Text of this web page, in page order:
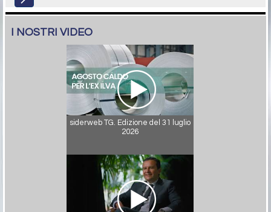
I NOSTRI VIDEO
siderweb TG. Edizione del 31 luglio
2026